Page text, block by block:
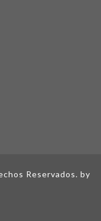
Reservados. by